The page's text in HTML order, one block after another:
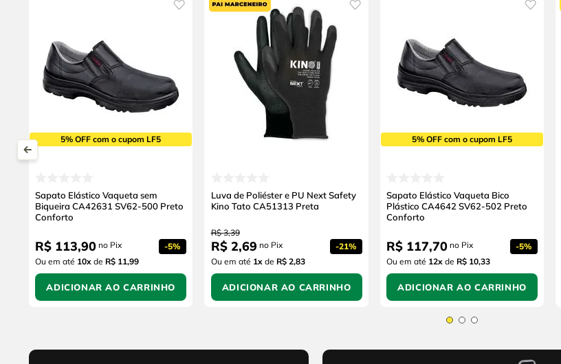
5% OFF com o cupom LF5
Sapato Elástico Vaqueta sem
Biqueira CA42631 SV62-500 Preto
Conforto
R$ 113,90 no Pix -5%
Ou em até 10x de R$ 11,99
ADICIONAR AO CARRINHO
Luva de Poliéster e PU Next Safety
Kino Tato CA51313 Preta
R$ 3,39
R$ 2,69 no Pix -21%
Ou em até 1xde R$ 2,83
ADICIONAR AO CARRINHO
5% OFF com o cupom LF5
Sapato Elástico Vaqueta Bico
Plástico CA4642 SV62-502 Preto
Conforto
R$ 117,70no Pix -5%
Ou em até 12xde R$ 10,33
ADICIONAR AO CARRINHO